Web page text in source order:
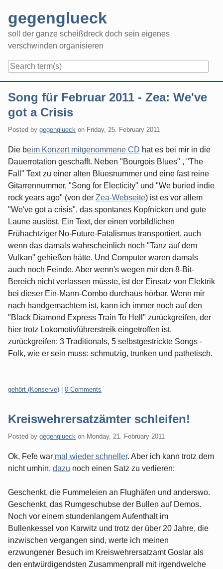
content
gegenglueck
soll der ganze scheißdreck doch sein eigenes
verschwinden organisieren
Song für Februar 2011 - Zea: We've
got a Crisis
Posted by gegenglueck on Friday, 25. February 2011
Die beim Konzert mitgenommene CD hat es bei mir in die
Dauerrotation geschafft. Neben "Bourgois Blues" , "The
Fall" Text zu einer alten Bluesnummer und eine fast reine
Gitarrennummer, "Song for Electicity" und "We buried indie
rock years ago" (von der Zea-Webseite) ist es vor allem
"We've got a crisis", das spontanes Kopfnicken und gute
Laune auslöst. Ein Text, der einen vorbildlichen
Frühachtziger No-Future-Fatalismus transportiert, auch
wenn das damals wahrscheinlich noch "Tanz auf dem
Vulkan" gehießen hätte. Und Computer waren damals
auch noch Feinde. Aber wenn's wegen mir den 8-Bit-
Bereich nicht verlassen müsste, ist der Einsatz von Elektrik
bei dieser Ein-Mann-Combo durchaus hörbar. Wenn mir
nach handgemachtem ist, kann ich immer noch auf den
"Black Diamond Express Train To Hell" zurückgreifen, der
hier trotz Lokomotivführerstreik eingetroffen ist,
zurückgreifen: 3 Traditionals, 5 selbstgestrickte Songs -
Folk, wie er sein muss: schmutzig, trunken und pathetisch.
Categories:
gehört (Konserve) 0 Comments
Kreiswehrersatzämter schleifen!
Posted by gegenglueck on Monday, 21. February 2011
Ok, Fefe war mal wieder schneller. Aber ich kann trotz dem
nicht umhin, dazu noch einen Satz zu verlieren:
Geschenkt, die Fummeleien an Flughäfen und anderswo.
Geschenkt, das Rumgeschubse der Bullen auf Demos.
Noch vor einem stundenlangem Aufenthalt im
Bullenkessel von Karwitz und trotz der über 20 Jahre, die
inzwischen vergangen sind, werte ich meinen
erzwungener Besuch im Kreiswehrersatzamt Goslar als
den entwürdigendsten Zusammenprall mit irgendwelche